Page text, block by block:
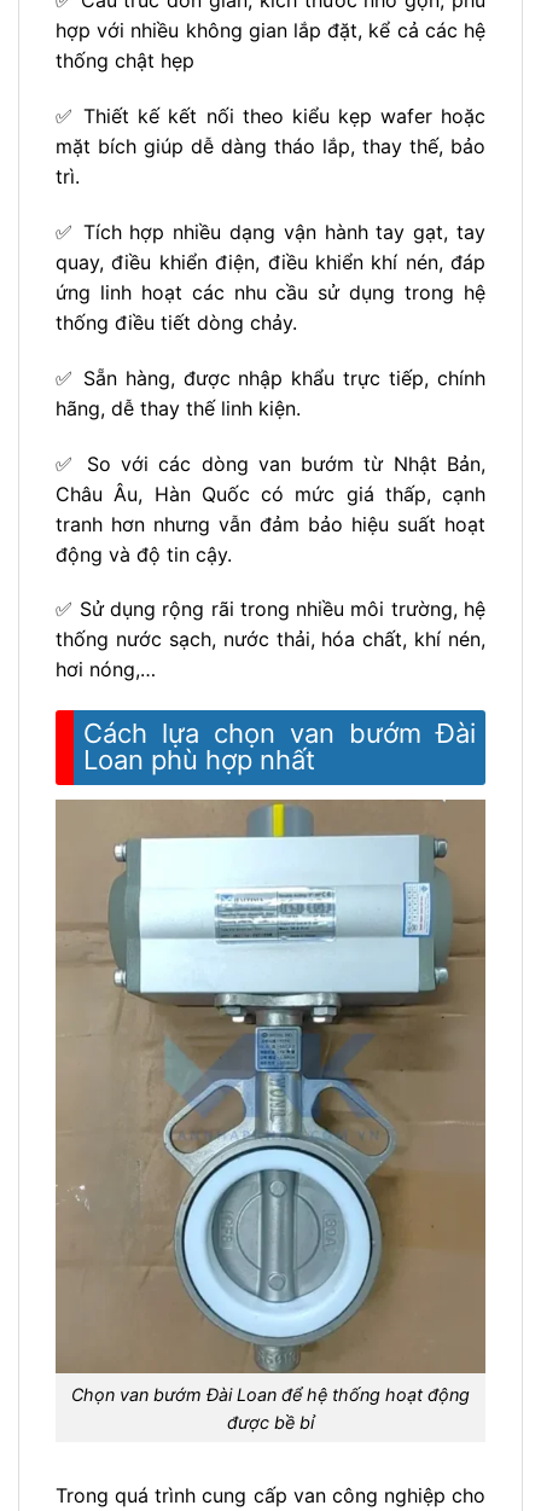
hợp với nhiều không gian lắp đặt, kể cả các hệ
thống chật hẹp
✅ Thiết kế kết nối theo kiểu kẹp wafer hoặc
mặt bích giúp dễ dàng tháo lắp, thay thế, bảo
trì.
✅ Tích hợp nhiều dạng vận hành tay gạt, tay
quay, điều khiển điện, điều khiển khí nén, đáp
ứng linh hoạt các nhu cầu sử dụng trong hệ
thống điều tiết dòng chảy.
✅ Sẵn hàng, được nhập khẩu trực tiếp, chính
hãng, dễ thay thế linh kiện.
✅ So với các dòng van bướm từ Nhật Bản,
Châu Âu, Hàn Quốc có mức giá thấp, cạnh
tranh hơn nhưng vẫn đảm bảo hiệu suất hoạt
động và độ tin cậy.
✅ Sử dụng rộng rãi trong nhiều môi trường, hệ
thống nước sạch, nước thải, hóa chất, khí nén,
hơi nóng,…
Cách lựa chọn van bướm Đài
Loan phù hợp nhất
Chọn van bướm Đài Loan để hệ thống hoạt động
được bề bỉ
Trong quá trình cung cấp van công nghiệp cho